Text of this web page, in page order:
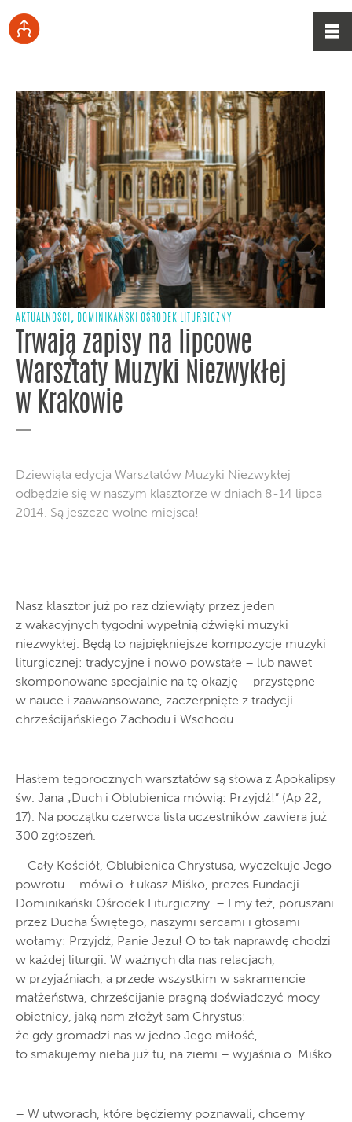
AKTUALNOŚCI , DOMINIKAŃSKI OŚRODEK LITURGICZNY
Trwają zapisy na lipcowe
Warsztaty Muzyki Niezwykłej
w Krakowie
Dziewiąta edycja Warsztatów Muzyki Niezwykłej
odbędzie się w naszym klasztorze w dniach 8-14 lipca
2014. Są jeszcze wolne miejsca!
Nasz klasztor już po raz dziewiąty przez jeden
z wakacyjnych tygodni wypełnią dźwięki muzyki
niezwykłej. Będą to najpiękniejsze kompozycje muzyki
liturgicznej: tradycyjne i nowo powstałe – lub nawet
skomponowane specjalnie na tę okazję – przystępne
w nauce i zaawansowane, zaczerpnięte z tradycji
chrześcijańskiego Zachodu i Wschodu.
Hasłem tegorocznych warsztatów są słowa z Apokalipsy
św. Jana „Duch i Oblubienica mówią: Przyjdź!” (Ap 22,
17). Na początku czerwca lista uczestników zawiera już
300 zgłoszeń.
– Cały Kościół, Oblubienica Chrystusa, wyczekuje Jego
powrotu – mówi o. Łukasz Miśko, prezes Fundacji
Dominikański Ośrodek Liturgiczny. – I my też, poruszani
przez Ducha Świętego, naszymi sercami i głosami
wołamy: Przyjdź, Panie Jezu! O to tak naprawdę chodzi
w każdej liturgii. W ważnych dla nas relacjach,
w przyjaźniach, a przede wszystkim w sakramencie
małżeństwa, chrześcijanie pragną doświadczyć mocy
obietnicy, jaką nam złożył sam Chrystus:
że gdy gromadzi nas w jedno Jego miłość,
to smakujemy nieba już tu, na ziemi – wyjaśnia o. Miśko.
– W utworach, które będziemy poznawali, chcemy